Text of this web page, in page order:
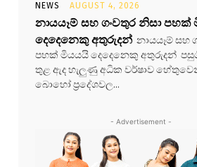
NEWS AUGUST 4, 2026
නායයෑම් සහ ගංවතුර නිසා පහක්
දෙදෙනෙකු අතුරුදන් නායයෑම් සහ
පහක් මියයයි දෙදෙනෙකු අතුරුදන්
තුළ ඇද හැලුණු අධික වර්ෂාව
බොහෝ ප්‍රදේශවල...
- Advertisement -